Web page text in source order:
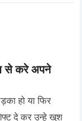
से करे अपने
हो या फिर
दे कर उन्हे खुश